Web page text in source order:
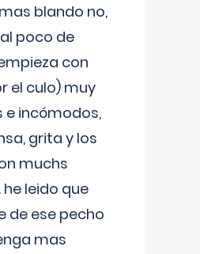
blando no,
poco de
con
el culo) muy
e incómodos,
grita y los
muchs
leido que
de ese pecho
mas